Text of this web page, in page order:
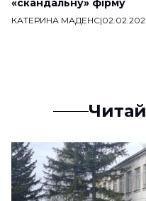
«скандальну» фірму
КАТЕРИНА МАДЕНС|